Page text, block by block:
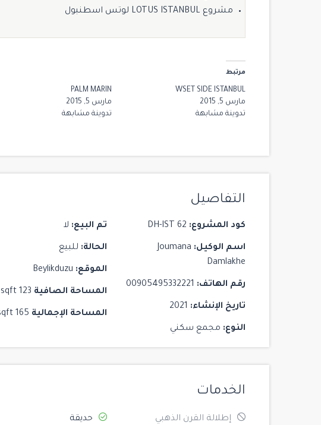
مشروع LOTUS ISTANBUL لوتس اسطنبول
مرتبط
WSET SIDE ISTANBUL
مارس 5, 2015
تدوينة مشابهة
PALM MARIN
مارس 5, 2015
تدوينة مشابهة
التفاصيل
كود المشروع:
اسم الوكيل: Joumana
Damlakhe
رقم الهاتف:
تاريخ الإنشاء:
النوع: مجمع سكني
تم البيع:
الحالة:
الموقع: Beylikduzu
المساحة الصافية
المساحة الإجمالية
الخدمات
إطلالة القرن الذهبي حديقة
Istanbul / Beşiktaş